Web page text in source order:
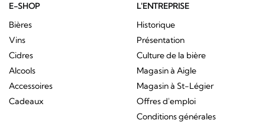
E-SHOP
Bières
Vins
Cidres
Alcools
Accessoires
Cadeaux
L'ENTREPRISE
Historique
Présentation
Culture de la bière
Magasin à Aigle
Magasin à St-Légier
Offres d'emploi
Conditions générales